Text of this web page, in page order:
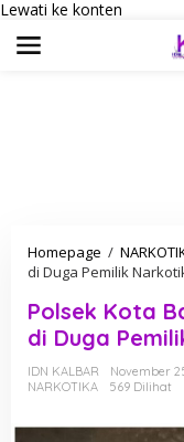
Lewati ke konten
Homepage /
di Duga Pemilik
Polsek Kota
di Duga
IDN KALBAR
November
NARKOTIKA
569 Dilihat